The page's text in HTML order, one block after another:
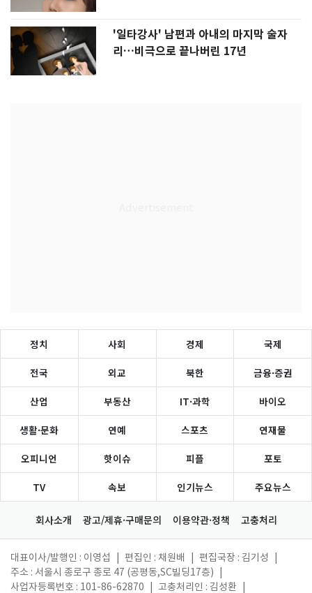
'일타강사' 남편과 아내의 마지막 술자
리…비극으로 끝나버린 17년
정치 사회 경제 국제
전국 외교 북한 금융·증권
산업 부동산 IT·과학 바이오
생활·문화 연예 스포츠 연재물
오피니언 핫이슈 피플 포토
TV 속보 인기뉴스 주요뉴스
회사소개 광고/제휴·구매문의 이용약관·정책 고충처리
대표이사/발행인 : 이영섭 편집인 : 채원배 편집국장 : 김기성
주소 : 서울시 종로구 종로 47 (공평동,SC빌딩17층)
사업자등록번호 : 101-86-62870
고충처리인 : 김성환